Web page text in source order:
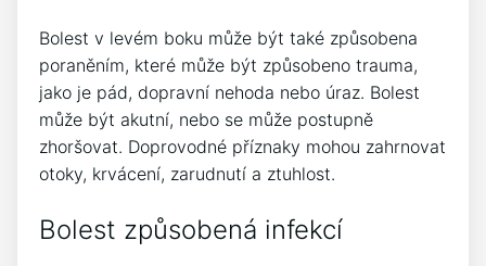
Bolest v levém boku může být také způsobena
poraněním, které může být způsobeno trauma,
jako je pád, dopravní nehoda nebo úraz. Bolest
může být akutní, nebo se může postupně
zhoršovat. Doprovodné příznaky mohou zahrnovat
otoky, krvácení, zarudnutí a ztuhlost.
Bolest způsobená infekcí